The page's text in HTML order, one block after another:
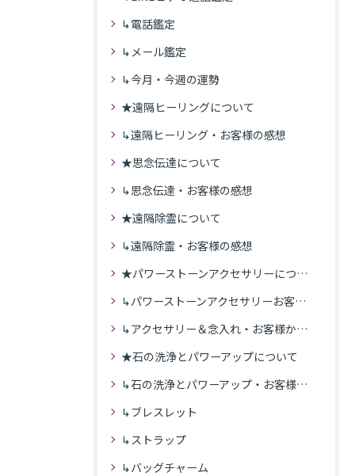
↳電話鑑定
↳メール鑑定
↳今月・今週の運勢
★遠隔ヒーリングについて
↳遠隔ヒーリング・お客様の感想
★思念伝達について
↳思念伝達・お客様の感想
★遠隔除霊について
↳遠隔除霊・お客様の感想
★パワーストーンアクセサリーについて
↳パワーストーンアクセサリーお客様の発送商品一覧
↳アクセサリー＆念入れ・お客様からの感想
★石の洗浄とパワーアップについて
↳石の洗浄とパワーアップ・お客様の感想
↳ブレスレット
↳ストラップ
↳バッグチャーム